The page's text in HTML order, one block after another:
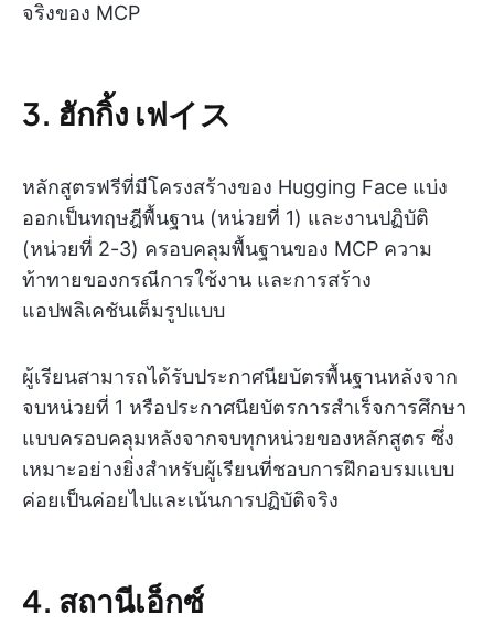
จริงของ MCP
3. ฮักกิ้ง เฟイス
หลักสูตรฟรีที่มีโครงสร้างของ Hugging Face แบ่ง
ออกเป็นทฤษฎีพื้นฐาน (หน่วยที่ 1) และงานปฏิบัติ
(หน่วยที่ 2-3) ครอบคลุมพื้นฐานของ MCP ความ
ท้าทายของกรณีการใช้งาน และการสร้าง
แอปพลิเคชันเต็มรูปแบบ
ผู้เรียนสามารถได้รับประกาศนียบัตรพื้นฐานหลังจาก
จบหน่วยที่ 1 หรือประกาศนียบัตรการสำเร็จการศึกษา
แบบครอบคลุมหลังจากจบทุกหน่วยของหลักสูตร ซึ่ง
เหมาะอย่างยิ่งสำหรับผู้เรียนที่ชอบการฝึกอบรมแบบ
ค่อยเป็นค่อยไปและเน้นการปฏิบัติจริง
4. สถานีเอ็กซ์